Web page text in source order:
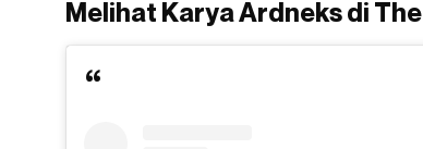
Melihat Karya Ardneks di